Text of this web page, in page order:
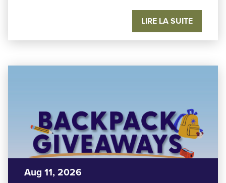
LIRE LA SUITE
Aug 11, 2026